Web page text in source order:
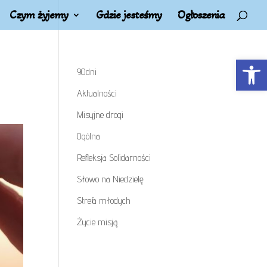
Open
Czym żyjemy Gdzie jesteśmy Ogłoszenia
90dni
Aktualności
Misyjne drogi
Ogólna
Refleksja Solidarności
Słowo na Niedzielę
Strefa młodych
Życie misją